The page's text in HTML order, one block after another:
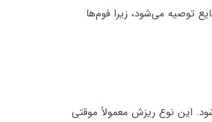
توصیه می‌شود، زیرا فوم‌ها
این نوع ریزش معمولاً موقتی